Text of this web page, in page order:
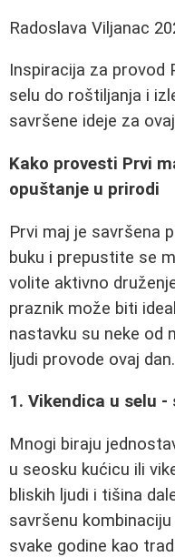
Radoslava Viljanac
Inspiracija za provod
selu do roštiljanja i
savršene ideje za
Kako provesti Prvi
opuštanje u prirodi
Prvi maj je savršena
buku i prepustite se
volite aktivno
praznik može biti
nastavku su neke od
ljudi provode ovaj dan.
1. Vikendica u selu
Mnogi biraju
u seosku kućicu ili
bliskih ljudi i tišina
savršenu
svake godine kao